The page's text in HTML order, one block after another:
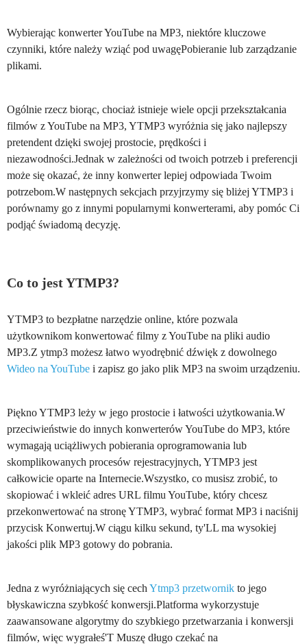
Wybierając konwerter YouTube na MP3, niektóre kluczowe
czynniki, które należy wziąć pod uwagęPobieranie lub zarządzanie
plikami.
Ogólnie rzecz biorąc, chociaż istnieje wiele opcji przekształcania
filmów z YouTube na MP3, YTMP3 wyróżnia się jako najlepszy
pretendent dzięki swojej prostocie, prędkości i
niezawodności.Jednak w zależności od twoich potrzeb i preferencji
może się okazać, że inny konwerter lepiej odpowiada Twoim
potrzebom.W następnych sekcjach przyjrzymy się bliżej YTMP3 i
porównamy go z innymi popularnymi konwerterami, aby pomóc Ci
podjąć świadomą decyzję.
Co to jest YTMP3?
YTMP3 to bezpłatne narzędzie online, które pozwala
użytkownikom konwertować filmy z YouTube na pliki audio
MP3.Z ytmp3 możesz łatwo wyodrębnić dźwięk z dowolnego
Wideo na YouTube i zapisz go jako plik MP3 na swoim urządzeniu.
Piękno YTMP3 leży w jego prostocie i łatwości użytkowania.W
przeciwieństwie do innych konwerterów YouTube do MP3, które
wymagają uciążliwych pobierania oprogramowania lub
skomplikowanych procesów rejestracyjnych, YTMP3 jest
całkowicie oparte na Internecie.Wszystko, co musisz zrobić, to
skopiować i wkleić adres URL filmu YouTube, który chcesz
przekonwertować na stronę YTMP3, wybrać format MP3 i naciśnij
przycisk Konwertuj.W ciągu kilku sekund, ty'LL ma wysokiej
jakości plik MP3 gotowy do pobrania.
Jedna z wyróżniających się cech Ytmp3 przetwornik to jego
błyskawiczna szybkość konwersji.Platforma wykorzystuje
zaawansowane algorytmy do szybkiego przetwarzania i konwersji
filmów, więc wygrałeś'T Muszę długo czekać na